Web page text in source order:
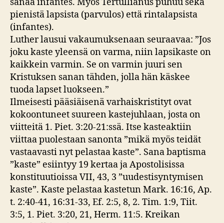
pienistä lapsista (parvulos) että rintalapsista
(infantes).
Luther lausui vakaumuksenaan seuraavaa: ”Jos
joku kaste yleensä on varma, niin lapsikaste on
kaikkein varmin. Se on varmin juuri sen
Kristuksen sanan tähden, jolla hän käskee
tuoda lapset luokseen.”
Ilmeisesti pääsiäisenä varhaiskristityt ovat
kokoontuneet suureen kastejuhlaan, josta on
viitteitä 1. Piet. 3:20-21:ssä. Itse kasteaktiin
viittaa puolestaan sanonta ”mikä myös teidät
vastaavasti nyt pelastaa kaste”. Sana baptisma
”kaste” esiintyy 19 kertaa ja Apostolisissa
konstituutioissa VII, 43, 3 ”uudestisyntymisen
kaste”. Kaste pelastaa kastetun Mark. 16:16, Ap.
t. 2:40-41, 16:31-33, Ef. 2:5, 8, 2. Tim. 1:9, Tiit.
3:5, 1. Piet. 3:20, 21, Herm. 11:5. Kreikan